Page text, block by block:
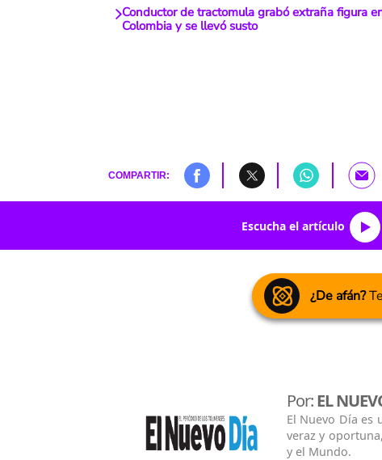
Conductor de tractomula grabó extraña figura
Colombia y se llevó susto
COMPARTIR:
Escucha el artículo
¿De afán?
Por:EL
El Nuevo Día es
veraz y
y el Mundo.